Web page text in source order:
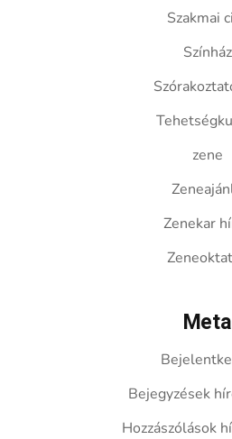
Szakmai
Színház
zene
Zenekar
Meta
Bejegyzések
Hozzászólások